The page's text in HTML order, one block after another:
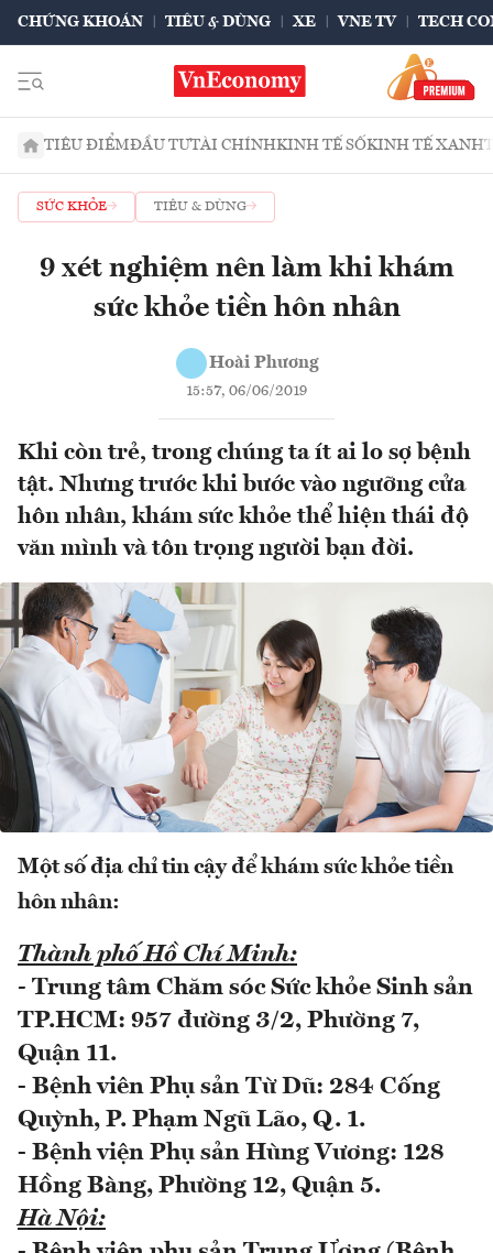
CHỨNG KHOÁN TIÊU & DÙNG XE VNE TV TECH
TIÊU ĐIỂMĐẦU TƯTÀI CHÍNHKINH TẾ SỐKINH TẾ XANH
SỨC KHỎE TIÊU & DÙNG
9 xét nghiệm nên làm khi khám
sức khỏe tiền hôn nhân
Hoài Phương
15:57, 06/06/2019
Khi còn trẻ, trong chúng ta ít ai lo sợ bệnh
tật. Nhưng trước khi bước vào ngưỡng cửa
hôn nhân, khám sức khỏe thể hiện thái độ
văn mình và tôn trọng người bạn đời.
Một số địa chỉ tin cậy để khám sức khỏe tiền
hôn nhân:
Thành phố Hồ Chí Minh:
- Trung tâm Chăm sóc Sức khỏe Sinh sản
TP.HCM: 957 đường 3/2, Phường 7,
Quận 11.
- Bệnh viên Phụ sản Từ Dũ: 284 Cống
Quỳnh, P. Phạm Ngũ Lão, Q. 1.
- Bệnh viện Phụ sản Hùng Vương: 128
Hồng Bàng, Phường 12, Quận 5.
Hà Nội: